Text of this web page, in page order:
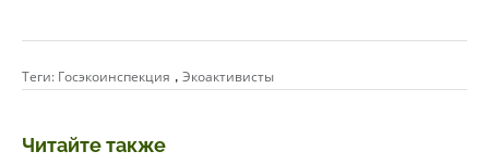
Теги: Госэкоинспекция , Экоактивисты
Читайте также